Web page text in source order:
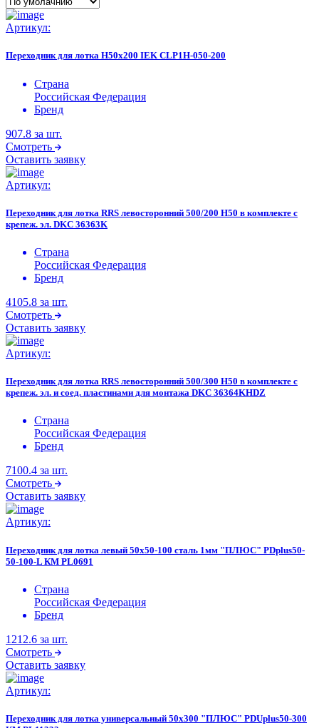
Артикул:
Переходник для лотка H50х200 IEK CLP1H-050-200
Страна
Российская Федерация
Бренд
907.8 за шт.
Смотреть
Оставить заявку
Артикул:
Переходник для лотка RRS левосторонний 500/200 H50 в комплекте с
крепеж. эл. DKC 36363K
Страна
Российская Федерация
Бренд
4105.8 за шт.
Смотреть
Оставить заявку
Артикул:
Переходник для лотка RRS левосторонний 500/300 H50 в комплекте с
крепеж. эл. и соед. пластинами для монтажа DKC 36364KHDZ
Страна
Российская Федерация
Бренд
7100.4 за шт.
Смотреть
Оставить заявку
Артикул:
Переходник для лотка левый 50х50-100 сталь 1мм "ПЛЮС" PDplus50-
50-100-L КМ PL0691
Страна
Российская Федерация
Бренд
1212.6 за шт.
Смотреть
Оставить заявку
Артикул:
Переходник для лотка универсальный 50х300 "ПЛЮС" PDUplus50-300